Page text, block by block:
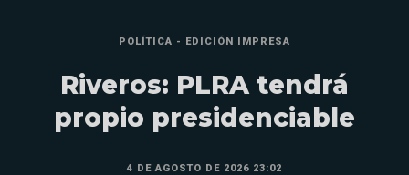
POLÍTICA - EDICIÓN IMPRESA
Riveros: PLRA tendrá
propio presidenciable
4 DE AGOSTO DE 2026 23:02